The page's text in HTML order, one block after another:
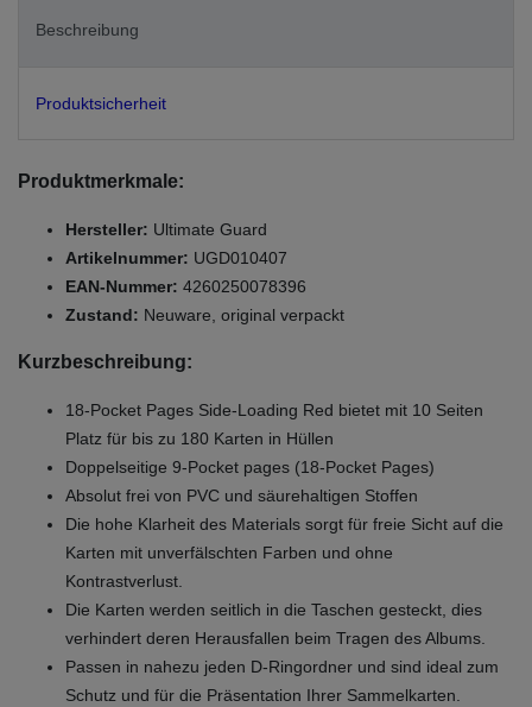
Beschreibung
Produktsicherheit
Produktmerkmale:
Hersteller: Ultimate Guard
Artikelnummer: UGD010407
EAN-Nummer: 4260250078396
Zustand: Neuware, original verpackt
Kurzbeschreibung:
18-Pocket Pages Side-Loading Red bietet mit 10 Seiten
Platz für bis zu 180 Karten in Hüllen
Doppelseitige 9-Pocket pages (18-Pocket Pages)
Absolut frei von PVC und säurehaltigen Stoffen
Die hohe Klarheit des Materials sorgt für freie Sicht auf die
Karten mit unverfälschten Farben und ohne
Kontrastverlust.
Die Karten werden seitlich in die Taschen gesteckt, dies
verhindert deren Herausfallen beim Tragen des Albums.
Passen in nahezu jeden D-Ringordner und sind ideal zum
Schutz und für die Präsentation Ihrer Sammelkarten.